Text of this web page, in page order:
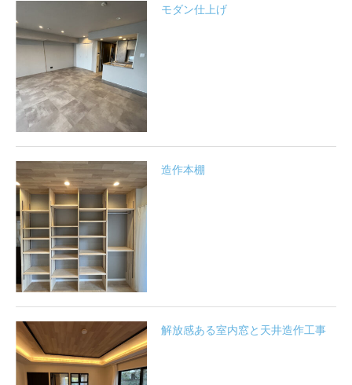
モダン仕上げ
造作本棚
解放感ある室内窓と天井造作工事